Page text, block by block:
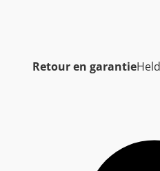
Retour en garantie